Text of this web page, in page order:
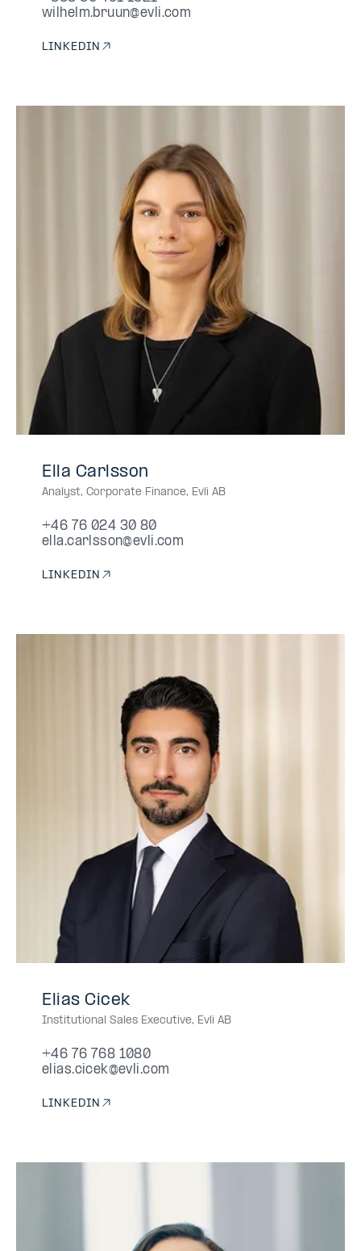
wilhelm.bruun@evli.com
LINKEDIN
Ella Carlsson
Analyst, Corporate Finance, Evli AB
+46 76 024 30 80
+46
76
30
80
+46760243080
+46
76
30
80
+46760243080
+46-
760243080
ella.carlsson@evli.com
LINKEDIN
Elias Cicek
Institutional Sales Executive, Evli AB
+46 76 768 1080
+46
76
1080
+46767681080
+46
76
1080
+46767681080
+46-
767681080
elias.cicek@evli.com
LINKEDIN